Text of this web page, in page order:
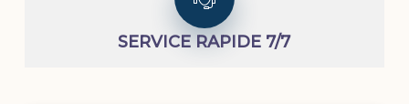
SERVICE RAPIDE 7/7